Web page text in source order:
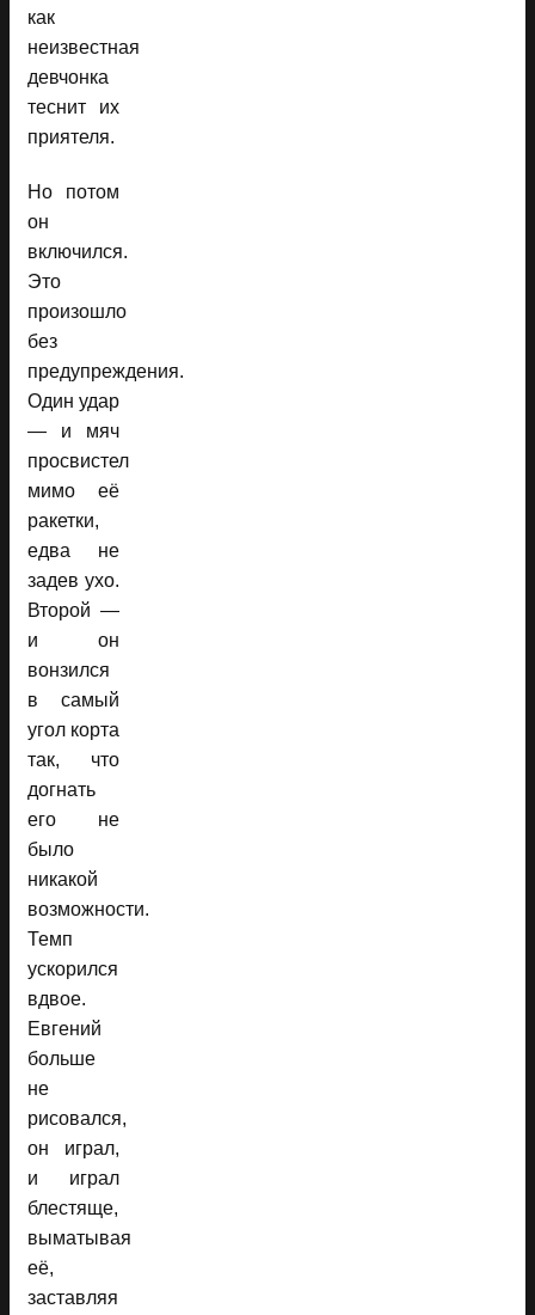
как
неизвестная
девчонка
теснит их
приятеля.
Но потом
он
включился.
Это
произошло
без
предупреждения.
Один удар
— и мяч
просвистел
мимо её
ракетки,
едва не
задев ухо.
Второй —
и он
вонзился
в самый
угол корта
так, что
догнать
его не
было
никакой
возможности.
Темп
ускорился
вдвое.
Евгений
больше
не
рисовался,
он играл,
и играл
блестяще,
выматывая
её,
заставляя